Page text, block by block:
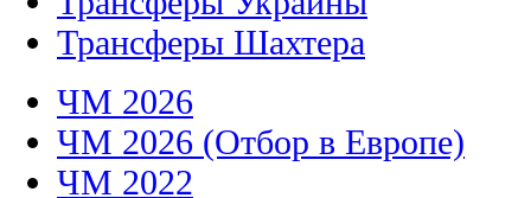
Трансферы Шахтера
ЧМ 2026
ЧМ 2026 (Отбор в Европе)
ЧМ 2022